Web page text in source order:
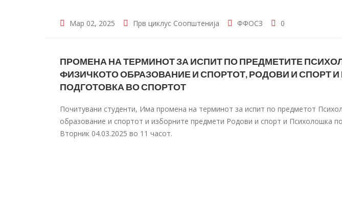
Мар 02, 2025 Прв циклус Соопштенија ФФОСЗ 0
ПРОМЕНА НА ТЕРМИНОТ ЗА ИСПИТ ПО ПРЕДМЕТИТЕ
ФИЗИЧКОТО ОБРАЗОВАНИЕ И СПОРТОТ, РОДОВИ И СПОРТ
ПОДГОТОВКА ВО СПОРТОТ
Почитувани студенти, Има промена на терминот за испит по предметот
образование и спортот и изборните предмети Родови и спорт и Психолошка
Вторник 04.03.2025 во 11 часот.